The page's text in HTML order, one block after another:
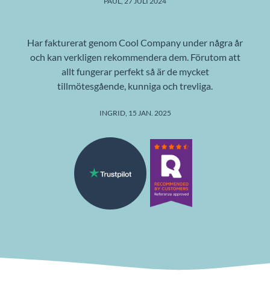
Har fakturerat genom Cool Company under några år
och kan verkligen rekommendera dem. Förutom att
allt fungerar perfekt så är de mycket
tillmötesgående, kunniga och trevliga.
INGRID, 15 JAN. 2025